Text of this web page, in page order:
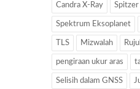
Candra X-Ray Spitzer
Spektrum Eksoplanet
TLS Mizwalah
pengiraan ukur aras
Selisih dalam GNSS